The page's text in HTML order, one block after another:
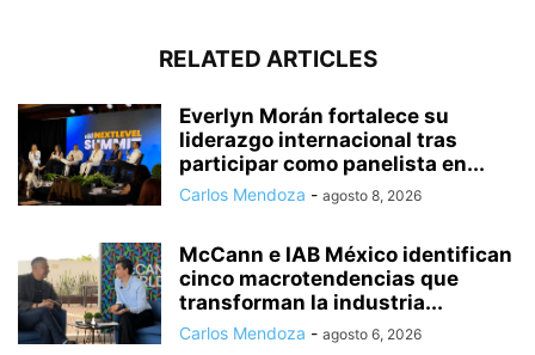
RELATED ARTICLES
Everlyn Morán fortalece su
liderazgo internacional tras
participar como panelista en...
Carlos Mendoza - agosto 8, 2026
McCann e IAB México identifican
cinco macrotendencias que
transforman la industria...
Carlos Mendoza - agosto 6, 2026